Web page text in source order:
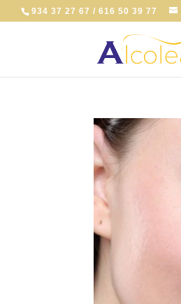
934 37 27 67 / 616 50 39 77